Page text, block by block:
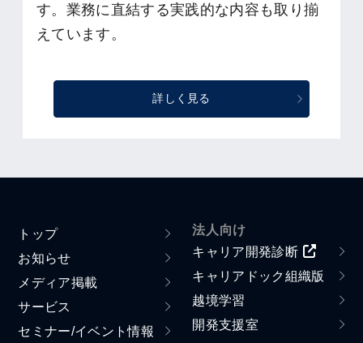
す。業務に直結する実践的な内容も取り揃
えています。
詳しく見る
トップ
お知らせ
メディア掲載
サービス
セミナー/イベント情報
法人向け
キャリア開発診断
キャリアドック組織版
越境学習
開発支援室